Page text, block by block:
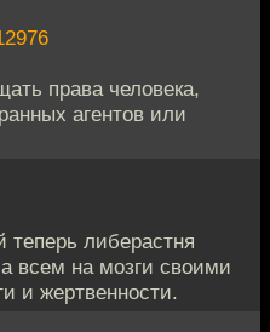
права человека,
агентов или
либерастня
всем на мозги своими
и жертвенности.